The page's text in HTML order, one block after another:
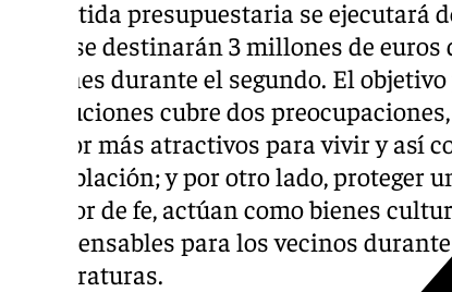
La partida presupuestaria se ejecutará
años: se destinarán 3 millones de
millones durante el segundo. El
instituciones cubre dos
interior más atractivos para vivir y así
despoblación; y por otro lado, proteger
su valor de fe, actúan como bienes
indispensables para los vecinos
temperaturas.